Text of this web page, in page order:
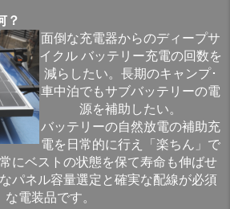
？
面倒な充電器からのディープサ
イクル バッテリー充電の回数を
減らしたい。長期のキャンプ･
車中泊でもサブバッテリーの電
源を補助したい。
バッテリーの自然放電の補助充
電を日常的に行え「楽ちん」で
にベストの状態を保て寿命も伸ばせ
パネル容量選定と確実な配線が必須
な電装品です。